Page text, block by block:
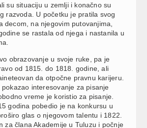
su situaciju u zemlji i konačno su
razvoda. U početku je pratila svog
decom, na njegovim putovanjima,
se rastala od njega i nastanila u
obrazovanje u svoje ruke, pa je
od 1815. do 1818. godine, ali
da otpočne pravnu karijeru.
interesovanje za pisanje
vreme je koristio za pisanje.
godina pobedio je na konkursu u
glas o njegovom talentu i 1822.
za člana Akademije u Tuluzu i počnje